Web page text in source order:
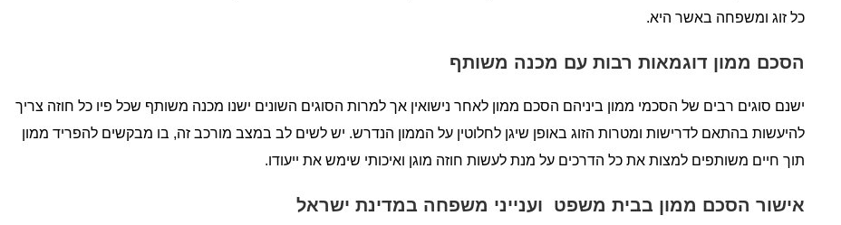
כל זוג ומשפחה באשר היא.
הסכם ממון דוגמאות רבות עם מכנה משותף
ישנם סוגים רבים של הסכמי ממון ביניהם הסכם ממון לאחר נישואין אך למרות הסוגים השונים ישנו מכנה משותף שכל פיו כל חוזה צריך
להיעשות בהתאם לדרישות ומטרות הזוג באופן שיגן לחלוטין על הממון הנדרש. יש לשים לב במצב מורכב זה, בו מבקשים להפריד ממון
תוך חיים משותפים למצות את כל הדרכים על מנת לעשות חוזה מוגן ואיכותי שימש את ייעודו.
אישור הסכם ממון בבית משפט וענייני משפחה במדינת ישראל